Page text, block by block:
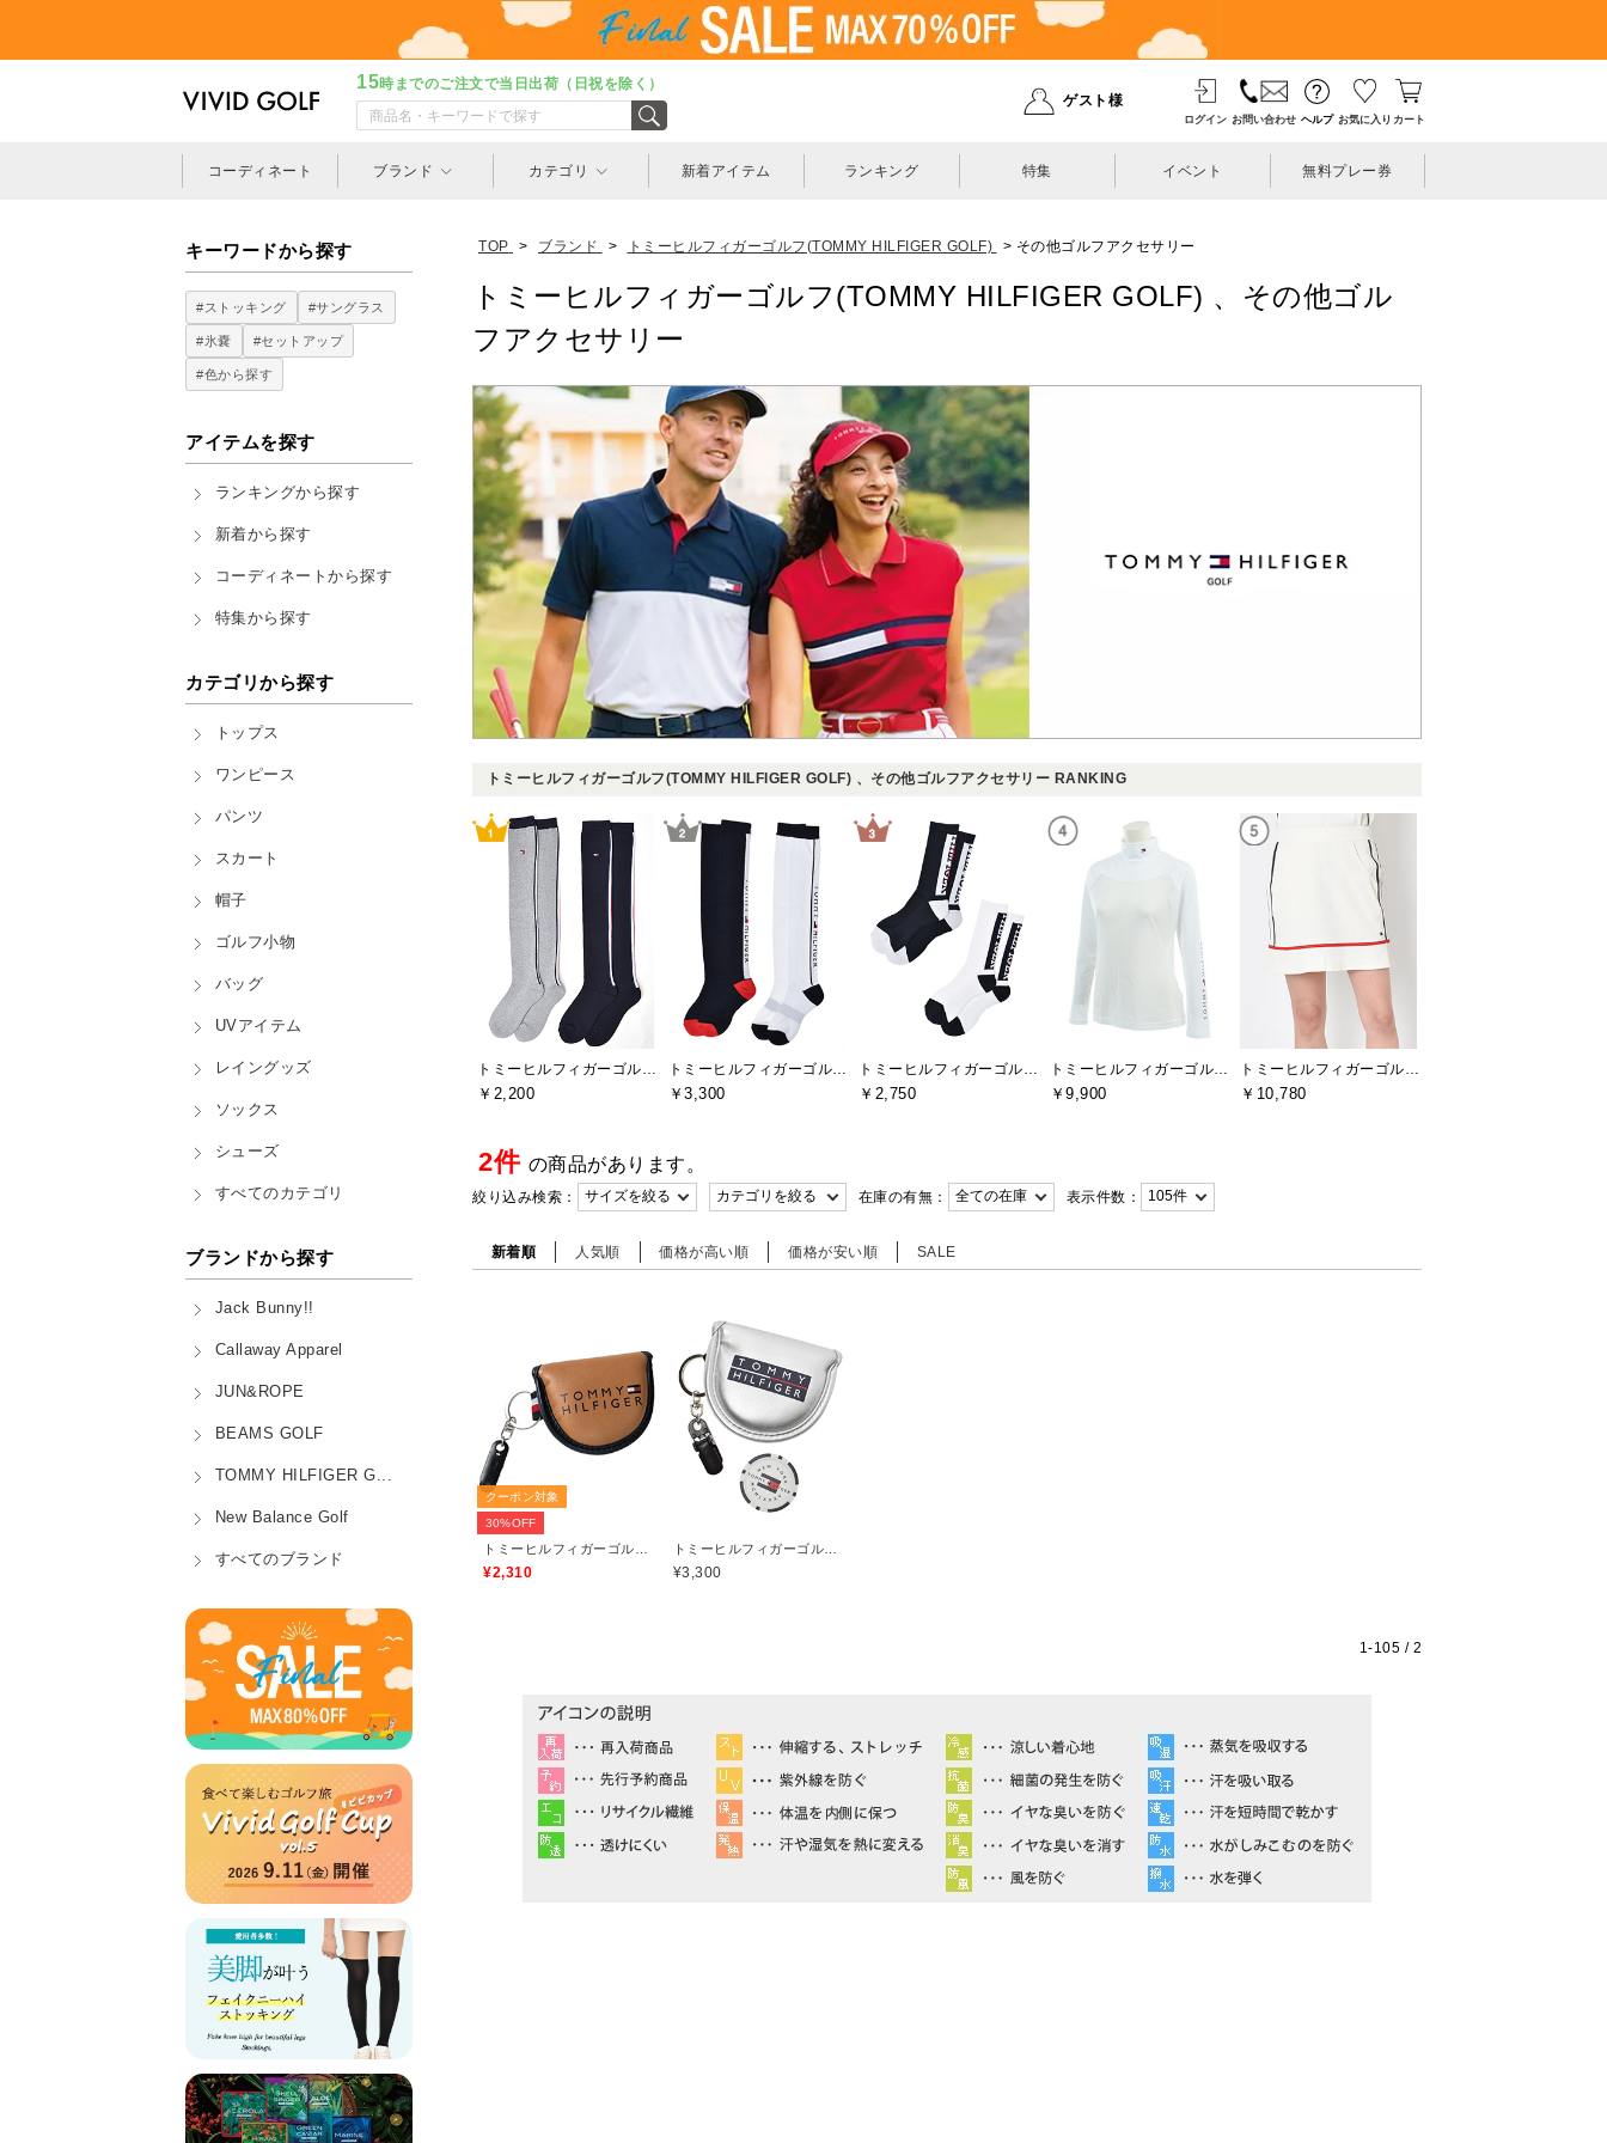
15時までのご注文で当日出荷（日祝を除く）
ゲスト様
ログイン お問い合わせ ヘルプ お気に入り カート
コーディネート ブランド カテゴリ 新着アイテム ランキング 特集 イベント 無料プレー券
キーワードから探す
#ストッキング #サングラス
#氷嚢 #セットアップ
#色から探す
アイテムを探す
ランキングから探す
新着から探す
コーディネートから探す
特集から探す
カテゴリから探す
トップス
ワンピース
パンツ
スカート
帽子
ゴルフ小物
バッグ
UVアイテム
レイングッズ
ソックス
シューズ
すべてのカテゴリ
ブランドから探す
Jack Bunny!!
Callaway Apparel
JUN&ROPE
BEAMS GOLF
TOMMY HILFIGER G...
New Balance Golf
すべてのブランド
TOP > ブランド > トミーヒルフィガーゴルフ(TOMMY HILFIGER GOLF) > その他ゴルフアクセサリー
トミーヒルフィガーゴルフ(TOMMY HILFIGER GOLF) 、その他ゴル
フアクセサリー
トミーヒルフィガーゴルフ(TOMMY HILFIGER GOLF) 、その他ゴルフアクセサリー RANKING
￥2,200 ￥3,300 ￥2,750 ￥9,900 ￥10,780
2件 の商品があります。
絞り込み検索： 在庫の有無： 表示件数：
新着順 人気順 価格が高い順 価格が安い順 SALE
クーポン対象
30%OFF
¥2,310 ¥3,300
1-105 / 2